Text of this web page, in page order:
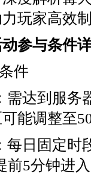
玩家高效
参与条件
件
需达到服务
能调整至
每日固定时
前5分钟进入